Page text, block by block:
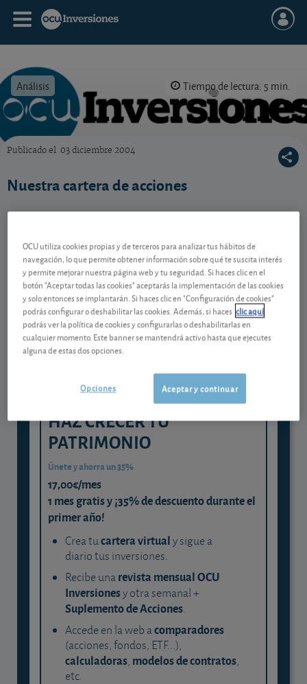
Análisis Tiempo de lectura: 5 min.
Publicado el 03 diciembre 2004
Nuestra cartera de acciones
Contenido reservado a SOCIOS
Gestiona tu dinero con visión
experta
y consigue que cada euro trabaje
para ti
HAZ CRECER TU
PATRIMONIO
Únete y ahorra un 35%
17,00€/mes
1 mes gratis y ¡35% de descuento durante el
primer año!
Crea tucartera virtualy sigue a
diario tus inversiones.
Recibe unarevista mensual OCU
Inversionesy otra semanal +
Suplemento de Acciones.
Accede en la web acomparadores
(acciones, fondos, ETF...),
calculadoras, modelos de contratos,
etc.
OCU utiliza cookies propias y de terceros para analizar tus hábitos de
navegación, lo que permite obtener información sobre qué te suscita interés
y permite mejorar nuestra página web y tu seguridad. Si haces clic en el
botón "Aceptar todas las cookies" aceptarás la implementación de las cookies
y solo entonces se implantarán. Si haces clic en "Configuración de cookies"
podrás configurar o deshabilitar las cookies. Además, si haces clic aquí
podrás ver la política de cookies y configurarlas o deshabilitarlas en
cualquier momento. Este banner se mantendrá activo hasta que ejecutes
alguna de estas dos opciones.
Aceptar y continuar
Opciones